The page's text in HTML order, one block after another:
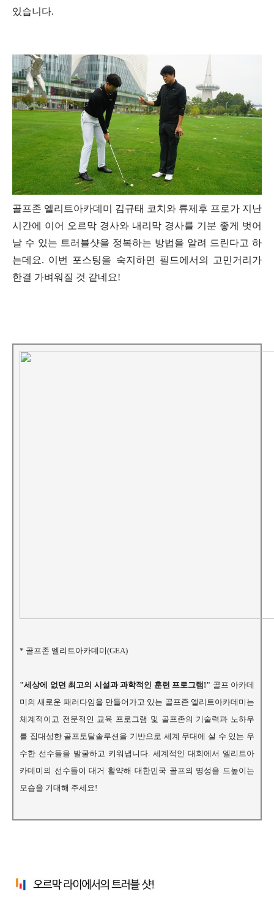
있습니다.
골프존 엘리트아카데미 김규태 코치와 류제후 프로가 지난
시간에 이어 오르막 경사와 내리막 경사를 기분 좋게 벗어
날 수 있는 트러블샷을 정복하는 방법을 알려 드린다고 하
는데요. 이번 포스팅을 숙지하면 필드에서의 고민거리가
한결 가벼워질 것 같네요!
* 골프존 엘리트아카데미(GEA)
"세상에 없던 최고의 시설과 과학적인 훈련 프로그램!" 골프 아카데
미의 새로운 패러다임을 만들어가고 있는 골프존 엘리트아카데미는
체계적이고 전문적인 교육 프로그램 및 골프존의 기술력과 노하우
를 집대성한 골프토탈솔루션을 기반으로 세계 무대에 설 수 있는 우
수한 선수들을 발굴하고 키워냅니다. 세계적인 대회에서 엘리트아
카데미의 선수들이 대거 활약해 대한민국 골프의 명성을 드높이는
모습을 기대해 주세요!